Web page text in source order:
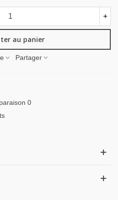
+
au panier
Partager
0